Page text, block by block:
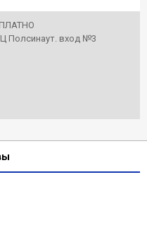
Полсинаут. вход №3